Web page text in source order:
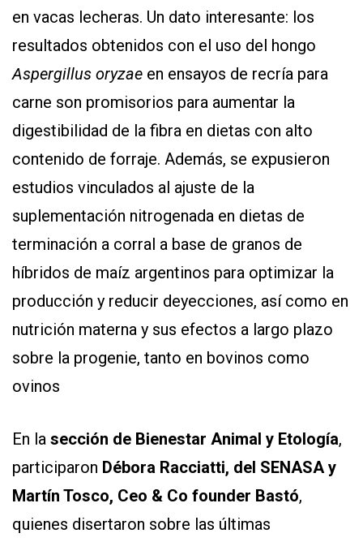
en vacas lecheras. Un dato interesante: los
resultados obtenidos con el uso del hongo
Aspergillus oryzae en ensayos de recría para
carne son promisorios para aumentar la
digestibilidad de la fibra en dietas con alto
contenido de forraje. Además, se expusieron
estudios vinculados al ajuste de la
suplementación nitrogenada en dietas de
terminación a corral a base de granos de
híbridos de maíz argentinos para optimizar la
producción y reducir deyecciones, así como en
nutrición materna y sus efectos a largo plazo
sobre la progenie, tanto en bovinos como
ovinos
En la sección de Bienestar Animal y Etología,
participaron Débora Racciatti, del SENASA y
Martín Tosco, Ceo & Co founder Bastó,
quienes disertaron sobre las últimas